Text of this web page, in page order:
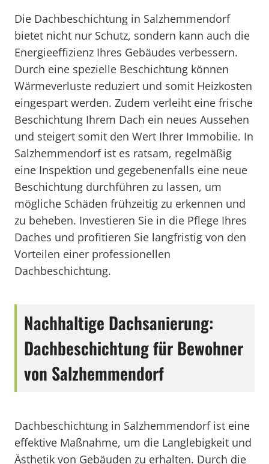
Die Dachbeschichtung in Salzhemmendorf
bietet nicht nur Schutz, sondern kann auch die
Energieeffizienz Ihres Gebäudes verbessern.
Durch eine spezielle Beschichtung können
Wärmeverluste reduziert und somit Heizkosten
eingespart werden. Zudem verleiht eine frische
Beschichtung Ihrem Dach ein neues Aussehen
und steigert somit den Wert Ihrer Immobilie. In
Salzhemmendorf ist es ratsam, regelmäßig
eine Inspektion und gegebenenfalls eine neue
Beschichtung durchführen zu lassen, um
mögliche Schäden frühzeitig zu erkennen und
zu beheben. Investieren Sie in die Pflege Ihres
Daches und profitieren Sie langfristig von den
Vorteilen einer professionellen
Dachbeschichtung.
Nachhaltige Dachsanierung:
Dachbeschichtung für Bewohner
von Salzhemmendorf
Dachbeschichtung in Salzhemmendorf ist eine
effektive Maßnahme, um die Langlebigkeit und
Ästhetik von Gebäuden zu erhalten. Durch die